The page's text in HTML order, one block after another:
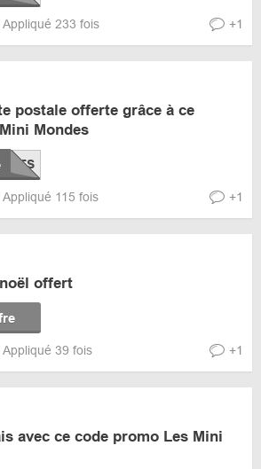
Appliqué 233 fois +1
postale offerte grâce à ce
Mondes
Appliqué 115 fois +1
offert
Appliqué 39 fois +1
avec ce code promo Les Mini